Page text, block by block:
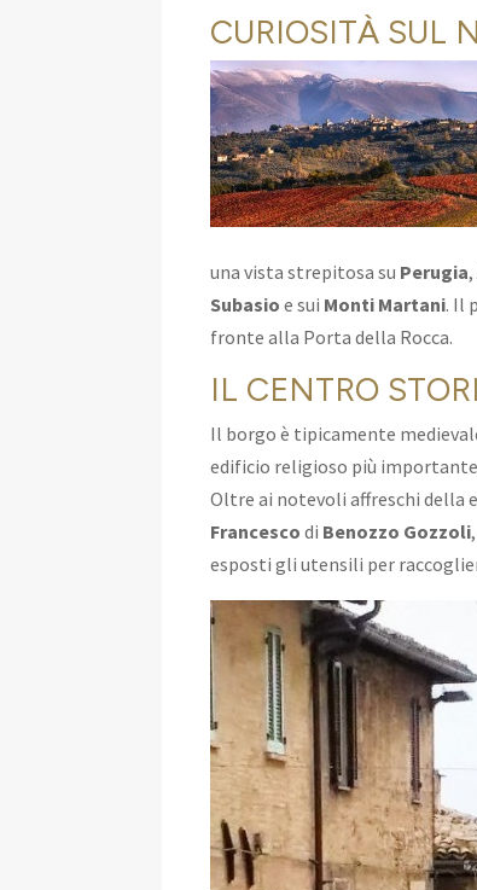
CURIOSITÀ SUL
una vista strepitosa su Perugia,
Subasio e sui Monti Martani. Il
fronte alla Porta della Rocca.
IL CENTRO
Il borgo è tipicamente
edificio religioso più
Oltre ai notevoli affreschi della
Francesco di Benozzo Gozzoli
esposti gli utensili per